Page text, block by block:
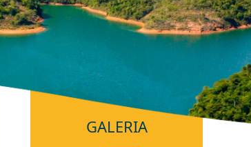
GALERIA